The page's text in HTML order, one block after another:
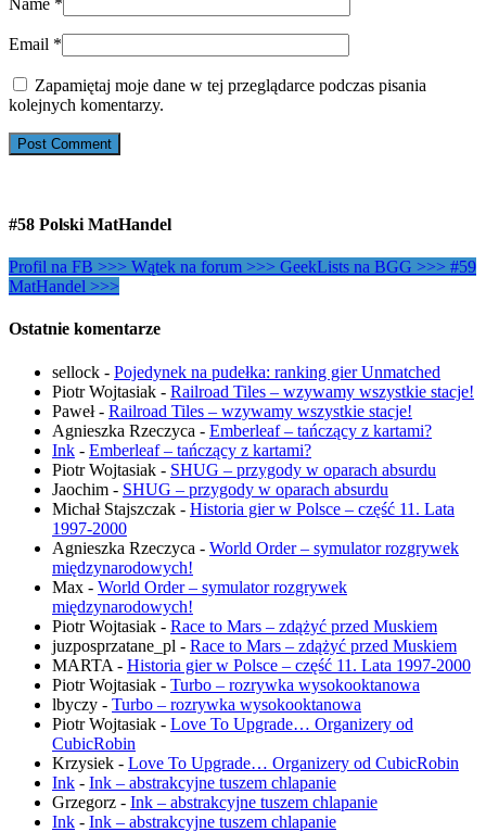
Email *
Zapamiętaj moje dane w tej przeglądarce podczas pisania
kolejnych komentarzy.
#58 Polski MatHandel
Profil na FB >>> Wątek na forum >>> GeekLists na BGG >>> #59
MatHandel >>>
Ostatnie komentarze
sellock - Pojedynek na pudełka: ranking gier Unmatched
Piotr Wojtasiak - Railroad Tiles – wzywamy wszystkie stacje!
Paweł- Railroad Tiles – wzywamy wszystkie stacje!
Agnieszka Rzeczyca - Emberleaf – tańczący z kartami?
Ink - Emberleaf – tańczący z kartami?
Piotr Wojtasiak - SHUG – przygody w oparach absurdu
Jaochim - SHUG – przygody w oparach absurdu
Michał Stajszczak - Historia gier w Polsce – część 11. Lata
1997-2000
Agnieszka Rzeczyca - World Order – symulator rozgrywek
międzynarodowych!
Max - World Order – symulator rozgrywek
międzynarodowych!
Piotr Wojtasiak - Race to Mars – zdążyć przed Muskiem
juzposprzatane_pl - Race to Mars – zdążyć przed Muskiem
MARTA - Historia gier w Polsce – część 11. Lata 1997-2000
Piotr Wojtasiak - Turbo – rozrywka wysokooktanowa
lbyczy - Turbo – rozrywka wysokooktanowa
Piotr Wojtasiak - Love To Upgrade… Organizery od
CubicRobin
Krzysiek - Love To Upgrade… Organizery od CubicRobin
Ink - Ink – abstrakcyjne tuszem chlapanie
Grzegorz - Ink – abstrakcyjne tuszem chlapanie
Ink - Ink – abstrakcyjne tuszem chlapanie